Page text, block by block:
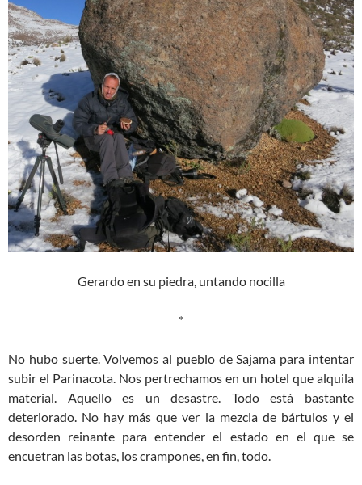
Gerardo en su piedra, untando nocilla
*
No hubo suerte. Volvemos al pueblo de Sajama para intentar
subir el Parinacota. Nos pertrechamos en un hotel que alquila
material. Aquello es un desastre. Todo está bastante
deteriorado. No hay más que ver la mezcla de bártulos y el
desorden reinante para entender el estado en el que se
encuetran las botas, los crampones, en fin, todo.